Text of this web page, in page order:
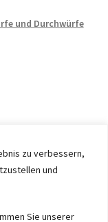
zu verbessern,
und
Sie unserer
und Durchwürfe
ERUON Group.